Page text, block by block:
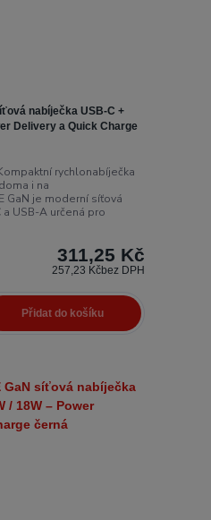
nabíječka USB-C +
Delivery a Quick Charge
rychlonabíječka
i na
GaN je moderní síťová
USB-A určená pro
311,25 Kč
257,23 Kčbez DPH
Přidat do košíku